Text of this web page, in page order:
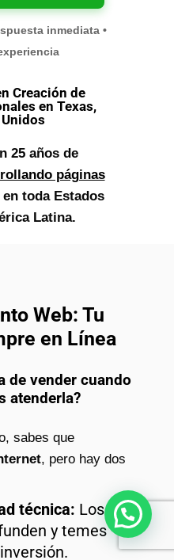
inmediata •
Creación de
en Texas,
25 años de
páginas
toda Estados
Latina.
Web: Tu
en Línea
de vender cuando
atenderla?
sabes que
, pero hay dos
técnica: Los
y temes
ayuda?